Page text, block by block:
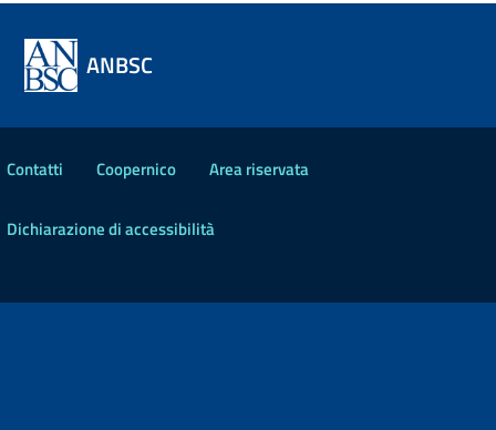
ANBSC
Contatti Coopernico Area riservata
Dichiarazione di accessibilità